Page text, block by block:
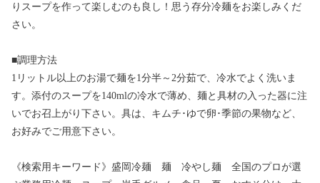
りスープを作って楽しむのも良し！思う存分冷麺をお楽しみくだ
さい。
■調理方法
1リットル以上のお湯で麺を1分半～2分茹で、冷水でよく洗いま
す。添付のスープを140mlの冷水で薄め、麺と具材の入った器に注
いでお召上がり下さい。具は、キムチ･ゆで卵･季節の果物など、
お好みでご用意下さい。
《検索用キーワード》盛岡冷麺 麺 冷やし麺 全国のプロが選